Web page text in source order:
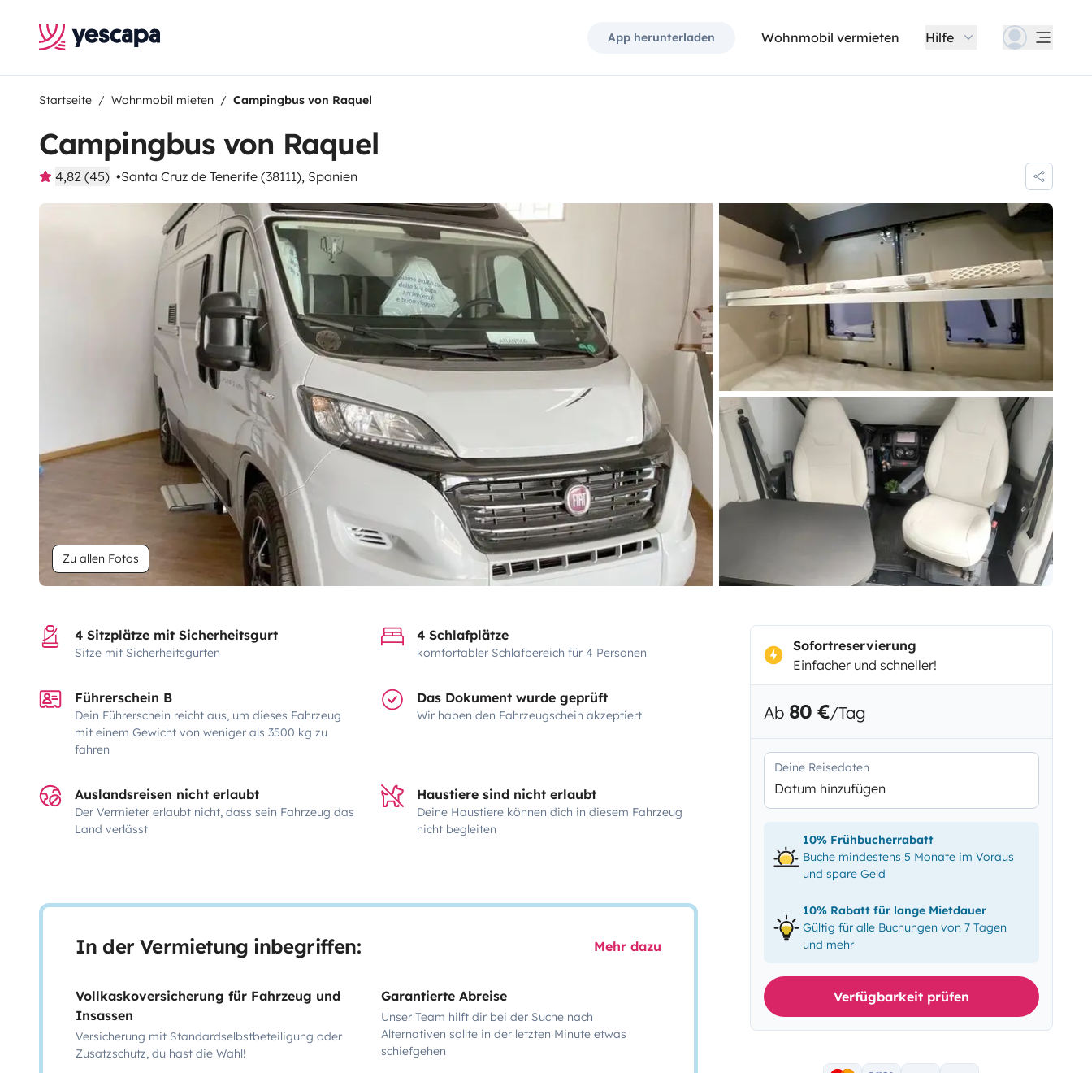
App herunterladen Wohnmobil vermieten Hilfe
Startseite Wohnmobil mieten Campingbus von Raquel
Campingbus von Raquel
4,82 (45) Santa Cruz de Tenerife (38111), Spanien
Zu allen Fotos
4 Sitzplätze mit Sicherheitsgurt
Sitze mit Sicherheitsgurten
4 Schlafplätze
komfortabler Schlafbereich für 4 Personen
Führerschein B
Dein Führerschein reicht aus, um dieses Fahrzeug
mit einem Gewicht von weniger als 3500 kg zu
fahren
Das Dokument wurde geprüft
Wir haben den Fahrzeugschein akzeptiert
Auslandsreisen nicht erlaubt
Der Vermieter erlaubt nicht, dass sein Fahrzeug das
Land verlässt
Haustiere sind nicht erlaubt
Deine Haustiere können dich in diesem Fahrzeug
nicht begleiten
In der Vermietung inbegriffen: Mehr dazu
Vollkaskoversicherung für Fahrzeug und
Insassen
Versicherung mit Standardselbstbeteiligung oder
Zusatzschutz, du hast die Wahl!
Garantierte Abreise
Unser Team hilft dir bei der Suche nach
Alternativen sollte in der letzten Minute etwas
schiefgehen
Sofortreservierung
Einfacher und schneller!
Ab 80 €/Tag
Deine Reisedaten
Datum hinzufügen
10% Frühbucherrabatt
Buche mindestens 5 Monate im Voraus
und spare Geld
10% Rabatt für lange Mietdauer
Gültig für alle Buchungen von 7 Tagen
und mehr
Verfügbarkeit prüfen